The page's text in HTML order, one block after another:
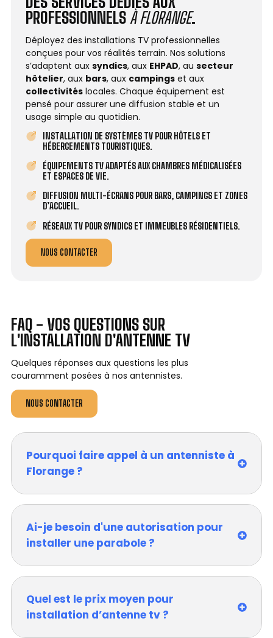
PROFESSIONNELS À FLORANGE.
Déployez des installations TV professionnelles
conçues pour vos réalités terrain. Nos solutions
s’adaptent aux syndics, aux EHPAD, au secteur
hôtelier, aux bars, aux campings et aux
collectivités locales. Chaque équipement est
pensé pour assurer une diffusion stable et un
usage simple au quotidien.
INSTALLATION DE SYSTÈMES TV POUR HÔTELS ET
HÉBERGEMENTS TOURISTIQUES.
ÉQUIPEMENTS TV ADAPTÉS AUX CHAMBRES MÉDICALISÉES
ET ESPACES DE VIE.
DIFFUSION MULTI-ÉCRANS POUR BARS, CAMPINGS ET ZONES
D’ACCUEIL.
RÉSEAUX TV POUR SYNDICS ET IMMEUBLES RÉSIDENTIELS.
NOUS CONTACTER
FAQ - VOS QUESTIONS SUR
L'INSTALLATION D'ANTENNE TV
Quelques réponses aux questions les plus
couramment posées à nos antennistes.
NOUS CONTACTER
Pourquoi faire appel à un antenniste à
Florange ?
Ai-je besoin d'une autorisation pour
installer une parabole ?
Quel est le prix moyen pour
installation d’antenne tv ?